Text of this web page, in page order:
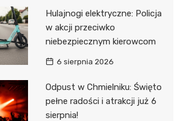
Hulajnogi elektryczne: Policja
w akcji przeciwko
niebezpiecznym kierowcom
6 sierpnia 2026
Odpust w Chmielniku: Święto
pełne radości i atrakcji już 6
sierpnia!